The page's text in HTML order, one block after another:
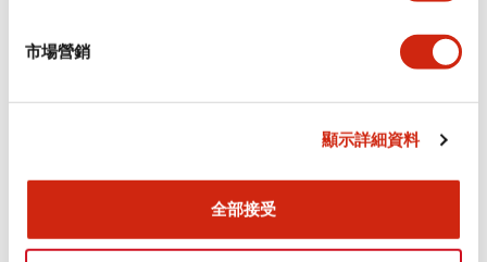
市場營銷
顯示詳細資料
全部接受
機械規格
安裝和安裝規範
文件和檔案